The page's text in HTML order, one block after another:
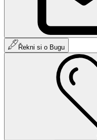
Řekni si o Bugu